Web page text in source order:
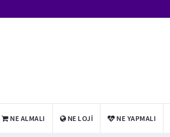
NE ALMALI NE LOJI NE YAPMALI